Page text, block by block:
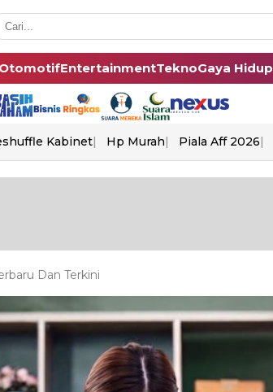
OtomotifEntertainmentTeknoGaya Hidup
Kabinet Hp Murah Piala Aff 2026
Dan Terkini